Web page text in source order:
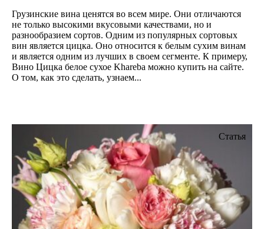
Грузинские вина ценятся во всем мире. Они отличаются
не только высокими вкусовыми качествами, но и
разнообразием сортов. Одним из популярных сортовых
вин является цицка. Оно относится к белым сухим винам
и является одним из лучших в своем сегменте. К примеру,
Вино Цицка белое сухое Khareba можно купить на сайте.
О том, как это сделать, узнаем...
Статья